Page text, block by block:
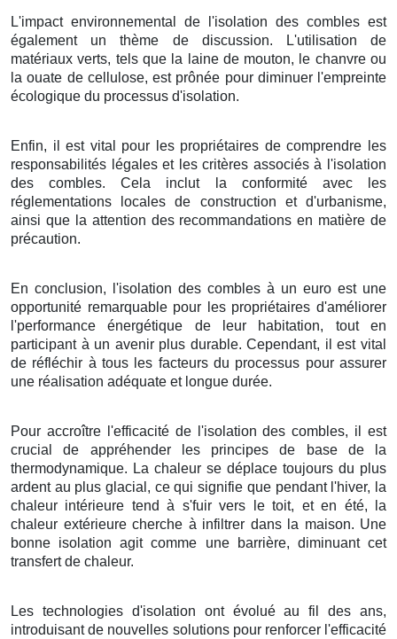
L'impact environnemental de l'isolation des combles est
également un thème de discussion. L'utilisation de
matériaux verts, tels que la laine de mouton, le chanvre ou
la ouate de cellulose, est prônée pour diminuer l'empreinte
écologique du processus d'isolation.
Enfin, il est vital pour les propriétaires de comprendre les
responsabilités légales et les critères associés à l'isolation
des combles. Cela inclut la conformité avec les
réglementations locales de construction et d'urbanisme,
ainsi que la attention des recommandations en matière de
précaution.
En conclusion, l'isolation des combles à un euro est une
opportunité remarquable pour les propriétaires d'améliorer
l'performance énergétique de leur habitation, tout en
participant à un avenir plus durable. Cependant, il est vital
de réfléchir à tous les facteurs du processus pour assurer
une réalisation adéquate et longue durée.
Pour accroître l'efficacité de l'isolation des combles, il est
crucial de appréhender les principes de base de la
thermodynamique. La chaleur se déplace toujours du plus
ardent au plus glacial, ce qui signifie que pendant l'hiver, la
chaleur intérieure tend à s'fuir vers le toit, et en été, la
chaleur extérieure cherche à infiltrer dans la maison. Une
bonne isolation agit comme une barrière, diminuant cet
transfert de chaleur.
Les technologies d'isolation ont évolué au fil des ans,
introduisant de nouvelles solutions pour renforcer l'efficacité